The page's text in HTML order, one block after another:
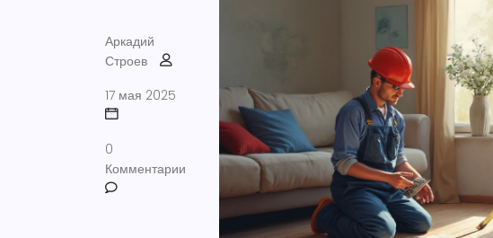
Аркадий
Строев
17 мая 2025
0
Комментарии